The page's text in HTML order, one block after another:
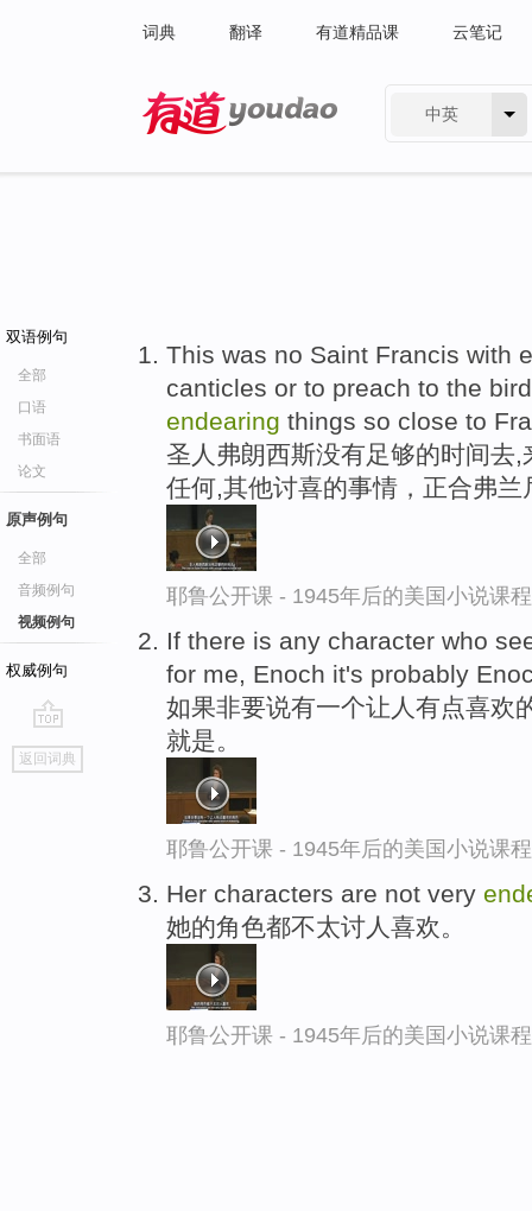
词典 翻译 有道精品课 云笔记
中英
双语例句
全部
口语
书面语
论文
原声例句
全部
音频例句
视频例句
权威例句
go
top
返回词典
This was no Saint Francis with
canticles or to preach to the
endearing things so close to
圣人弗朗西斯没有足够的时间去
任何,其他讨喜的事情，正合弗兰
耶鲁公开课 - 1945年后的美国小说课
If there is any character who
for me, Enoch it's probably
如果非要说有一个让人有点喜欢
就是。
耶鲁公开课 - 1945年后的美国小说课
Her characters are not very
她的角色都不太讨人喜欢。
耶鲁公开课 - 1945年后的美国小说课